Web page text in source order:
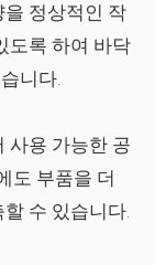
정상적인 작
도록 하여 바닥
니다.
사용 가능한 공
도 부품을 더
수 있습니다.